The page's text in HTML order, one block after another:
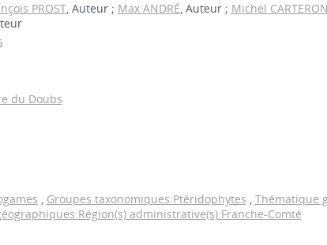
PROST, Auteur ; Max ANDRÉ, Auteur ; Michel CARTERON
du Doubs
, Groupes taxonomiques:Ptéridophytes , Thématique
administrative(s):Franche-Comté